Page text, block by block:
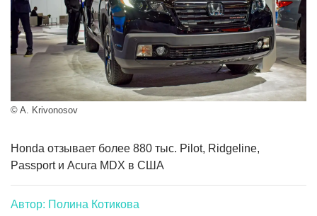
© A. Krivonosov
Honda отзывает более 880 тыс. Pilot, Ridgeline,
Passport и Acura MDX в США
Автор: Полина Котикова